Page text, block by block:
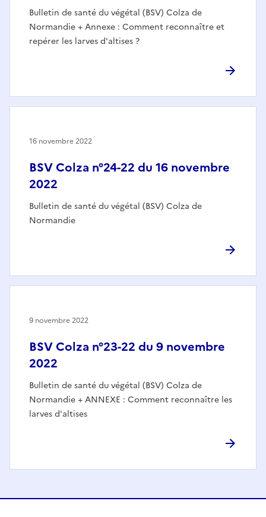
Bulletin de santé du végétal (BSV) Colza de
Normandie + Annexe : Comment reconnaître et
repérer les larves d'altises ?
BSV Colza n°24-22 du 16 novembre
2022
Bulletin de santé du végétal (BSV) Colza de
Normandie
16 novembre 2022
BSV Colza n°23-22 du 9 novembre
2022
Bulletin de santé du végétal (BSV) Colza de
Normandie + ANNEXE : Comment reconnaître les
larves d'altises
9 novembre 2022